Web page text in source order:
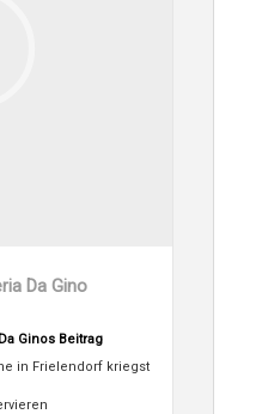
Da Gino
Ginos Beitrag
in Frielendorf kriegst